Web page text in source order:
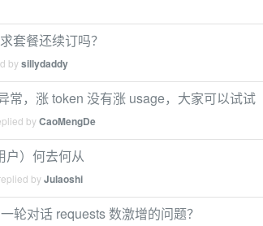
套餐还续订吗？
bysillydaddy
常，涨 token 没有涨 usage，大家可以试试
byCaoMengDe
户）何去何从
byJulaoshi
轮对话 requests 数激增的问题？